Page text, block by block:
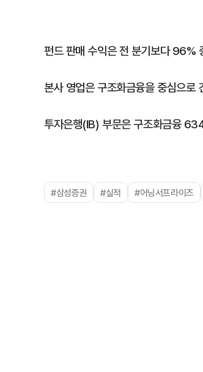
펀드 판매 수익은 전 분기보다
본사 영업은 구조화금융을 중심으로
투자은행(IB) 부문은 구조화금융
#삼성증권 #실적 #어닝서프라이즈